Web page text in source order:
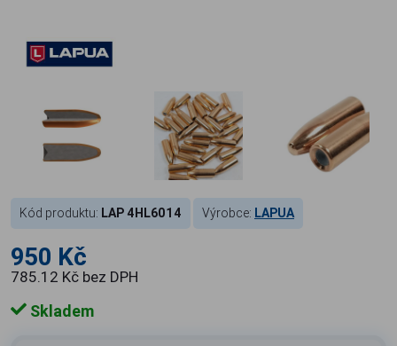
Kód produktu: LAP 4HL6014 Výrobce: LAPUA
950 Kč
785.12 Kč bez DPH
Skladem